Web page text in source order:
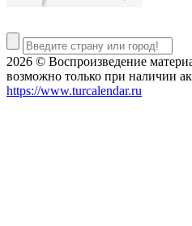
2026 © Воспроизведение
возможно только при наличии
https://www.turcalendar.ru